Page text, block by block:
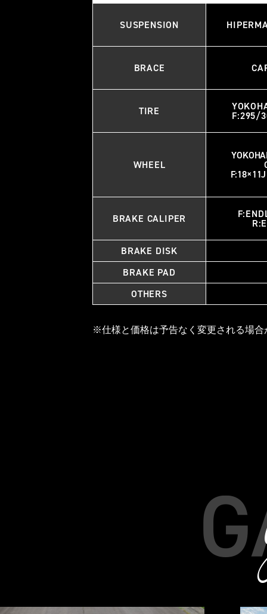
SUSPENSION
BRACE
TIRE
F:295/
WHEEL
BRAKE CALIPER
BRAKE DISK
BRAKE PAD
OTHERS
※仕様と価格は予告なく変更される場合
gallery